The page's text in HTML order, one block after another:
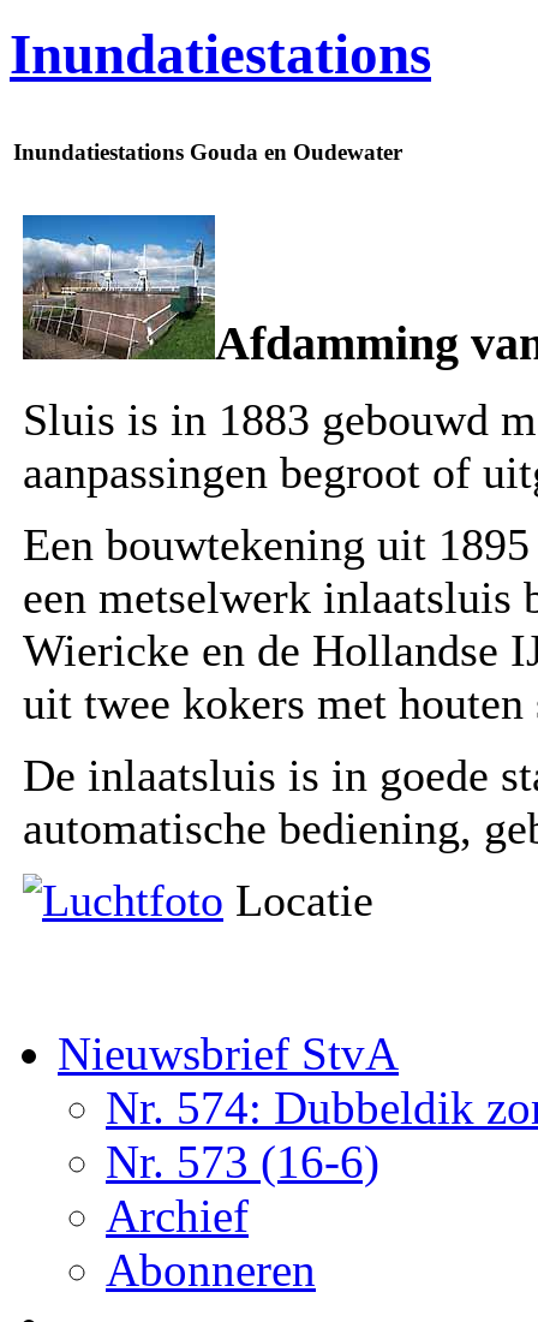
Inundatiestations
Inundatiestations Gouda en Oudewater
Afdamming
Sluis is in 1883 gebouwd
aanpassingen begroot of
Een bouwtekening uit
een metselwerk inlaatsluis
Wiericke en de Hollandse
uit twee kokers met houten
De inlaatsluis is in goede
automatische bediening,
Locatie
Nieuwsbrief StvA
Nr. 574: Dubbeldik
Nr. 573 (16-6)
Archief
Abonneren